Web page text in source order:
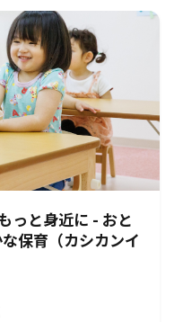
っと身近に - おと
保育（カシカンイ